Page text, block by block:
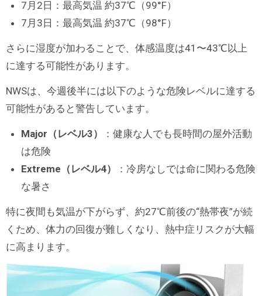
7月2日：最高気温 約37℃（99°F）
7月3日：最高気温 約37℃（98°F）
さらに湿度が加わることで、体感温度は41〜43℃以上
に達する可能性があります。
NWSは、今週後半には以下のような危険レベルに達する
可能性があると警告しています。
Major（レベル3）
：健康な人でも長時間の屋外活動
は危険
Extreme（レベル4）
：冷房なしでは命に関わる危険
な暑さ
特に夜間も気温が下がらず、約27℃前後の“熱帯夜”が続
くため、体力の回復が難しくなり、熱中症リスクが大幅
に高まります。